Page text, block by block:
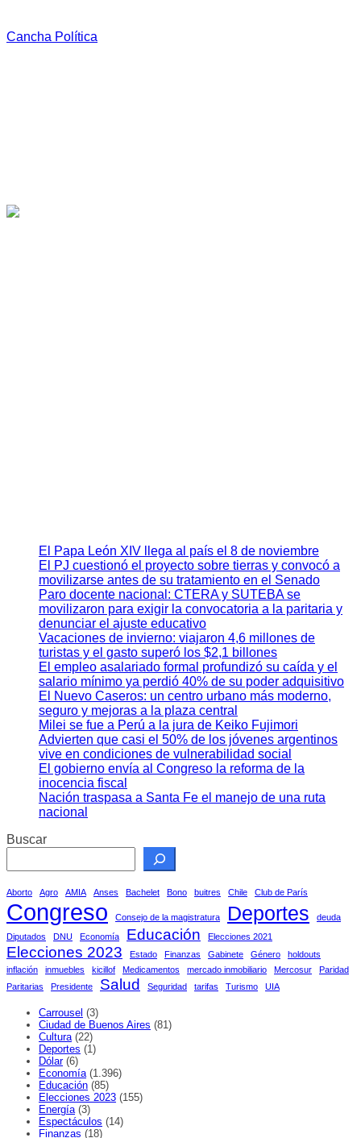
Cancha Política
El Papa León XIV llega al país el 8 de noviembre
El PJ cuestionó el proyecto sobre tierras y convocó a
movilizarse antes de su tratamiento en el Senado
Paro docente nacional: CTERA y SUTEBA se
movilizaron para exigir la convocatoria a la paritaria y
denunciar el ajuste educativo
Vacaciones de invierno: viajaron 4,6 millones de
turistas y el gasto superó los $2,1 billones
El empleo asalariado formal profundizó su caída y el
salario mínimo ya perdió 40% de su poder adquisitivo
El Nuevo Caseros: un centro urbano más moderno,
seguro y mejoras a la plaza central
Milei se fue a Perú a la jura de Keiko Fujimori
Advierten que casi el 50% de los jóvenes argentinos
vive en condiciones de vulnerabilidad social
El gobierno envía al Congreso la reforma de la
inocencia fiscal
Nación traspasa a Santa Fe el manejo de una ruta
nacional
Buscar
Aborto Agro AMIA Anses Bachelet Bono buitres Chile Club de París
Congreso Consejo de la magistratura Deportes
deuda
Diputados
DNU Economía Educación Elecciones 2021
Elecciones 2023 Estado Finanzas Gabinete Género
holdouts
inflación
inmuebles kicillof Medicamentos mercado inmobiliario Mercosur
Paridad
Paritarias
Presidente Salud Seguridad tarifas Turismo UIA
Carrousel (3)
Ciudad de Buenos Aires (81)
Cultura (22)
Deportes (1)
Dólar(6)
Economía (1.396)
Educación (85)
Elecciones 2023 (155)
Energía (3)
Espectáculos (14)
Finanzas (18)